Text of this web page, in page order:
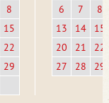
8
15
22
29
6
7
8
13
14
15
20
21
22
27
28 29